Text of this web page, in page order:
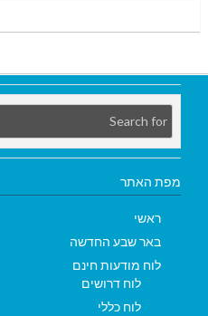
מפת האתר
ראשי
באר שבע החדשה
לוח מודעות חינם
לוח דרושים
לוח כללי